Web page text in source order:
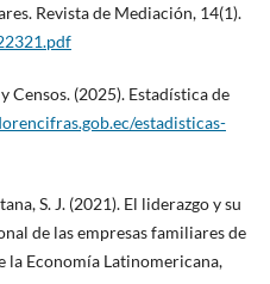
Revista de Mediación, 14(1).
Censos. (2025). Estadística de
estadisticas-
S. J. (2021). El liderazgo y su
de las empresas familiares de
la Economía Latinomericana,